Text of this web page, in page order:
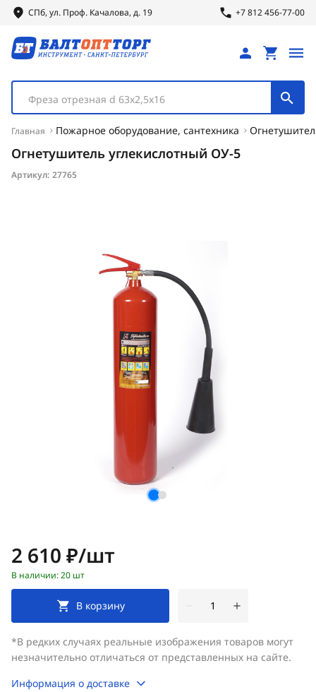
СПб, ул. Проф. Качалова, д. 19 +7 812 456-77-00
Фреза отрезная d 63х2,5х16
Главная Пожарное оборудование, сантехника
Огнетушитель углекислотный ОУ-5
Артикул: 27765
Цена:
2 610 ₽/шт
В наличии: 20 шт
В корзину
*В редких случаях реальные изображения товаров могут
незначительно отличаться от представленных на сайте.
Информация о доставке